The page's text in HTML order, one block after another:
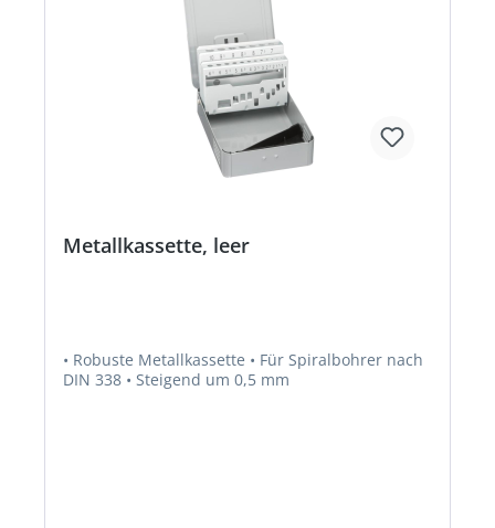
Metallkassette, leer
• Robuste Metallkassette • Für Spiralbohrer nach
DIN 338 • Steigend um 0,5 mm